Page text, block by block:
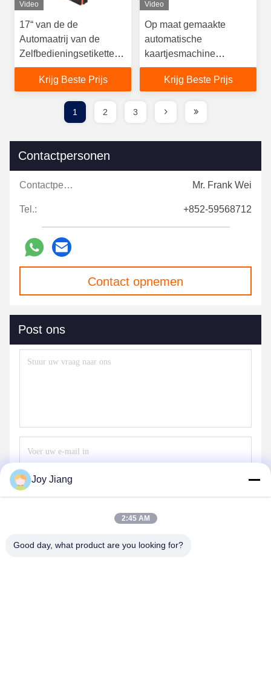
Video
17“ van de de
Automaatrij van de
Zelfbedieningsetikettering
De Kiosk van het het
Beheerssysteem
Krijg Beste Prijs
Video
Op maat gemaakte
automatische
kaartjesmachine
ontworpen om de
efficiëntie van het
verbeteren en de
stroomlijnen
Krijg Beste Prijs
1 2 3
Contactpersonen
Contactpersonen: Mr. Frank Wei
Tel.: +852-59568712
Contact opnemen
Post ons
Joy Jiang
2:45 AM
Good day, what product are you looking for?